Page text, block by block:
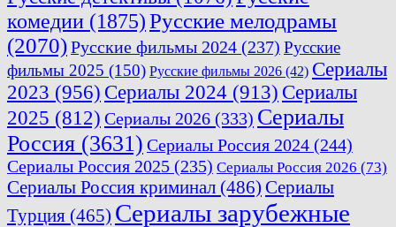
комедии (1875)Русские мелодрамы
(2070)Русские фильмы 2024 (237) Русские
фильмы 2025 (150) Русские фильмы 2026 (42) Сериалы
2023 (956) Сериалы 2024 (913) Сериалы
2025 (812) Сериалы 2026 (333) Сериалы
Россия (3631) Сериалы Россия 2024 (244)
Сериалы Россия 2025 (235) Сериалы Россия 2026 (73)
Сериалы Россия криминал (486) Сериалы
Турция (465) Сериалы зарубежные